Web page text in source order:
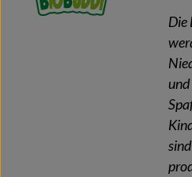
Die